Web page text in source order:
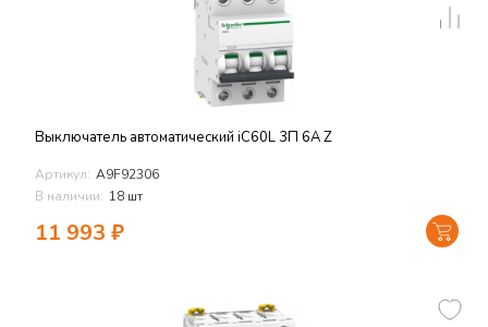
Выключатель автоматический iC60L 3П 6A Z
Артикул: A9F92306
В наличии: 18 шт
11 993 ₽